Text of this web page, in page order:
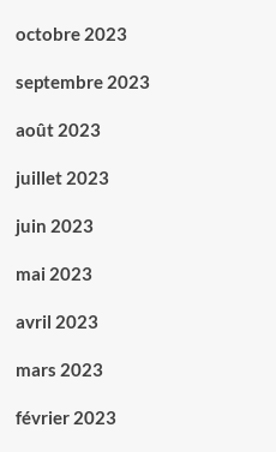
octobre 2023
septembre 2023
août 2023
juillet 2023
juin 2023
mai 2023
avril 2023
mars 2023
février 2023